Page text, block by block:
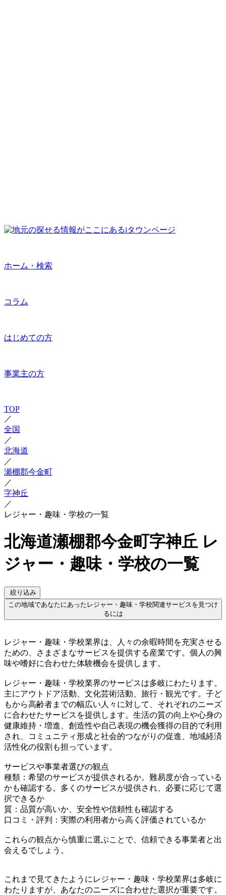
ホーム・検索
コラム
はじめての方
事業主の方
TOP
／
全国
／
北海道
／
瀬棚郡今金町
／
字神丘
／
レジャー・趣味・学校の一覧
北海道瀬棚郡今金町字神丘 レ
ジャー・趣味・学校の一覧
絞り込み
この地域であなたにあったレジャー・趣味・学校関連サービスを見つけ
るには
レジャー・趣味・学校業界は、人々の余暇時間を充実させる
ための、さまざまなサービスを提供する産業です。個人の興
味や嗜好に合わせた体験機会を提供します。
レジャー・趣味・学校業界のサービスは多岐にわたります。
主にアウトドア活動、文化芸術活動、旅行・観光です。子ど
もから高齢者までの幅広い人々に対して、それぞれのニーズ
に合わせたサービスを提供します。生活の質の向上や心身の
健康維持・増進、創造性や自己表現の機会獲得の目的で利用
され、コミュニティ形成と社会的つながりの促進、地域経済
活性化の役割も担っています。
サービスや事業者選びの観点
種類：希望のサービスが提供されるか。難易度が合っている
かも確認する。多くのサービスが提供され、必要に応じて選
択できるか
質：品質が高いか、安全性や信頼性も確認する
口コミ・評判：実際の利用者から高く評価されているか
これらの観点から慎重に選ぶことで、信頼できる事業者と出
会えるでしょう。
これまで見てきたようにレジャー・趣味・学校業界は多岐に
わたりますが、あなたのニーズに合わせた選択が重要です。